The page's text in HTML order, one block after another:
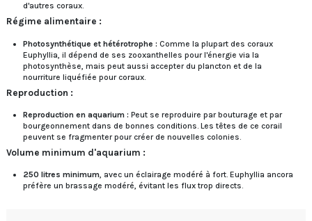
d'autres coraux.
Régime alimentaire :
Photosynthétique et hétérotrophe : Comme la plupart des coraux
Euphyllia, il dépend de ses zooxanthelles pour l'énergie via la
photosynthèse, mais peut aussi accepter du plancton et de la
nourriture liquéfiée pour coraux.
Reproduction :
Reproduction en aquarium : Peut se reproduire par bouturage et par
bourgeonnement dans de bonnes conditions. Les têtes de ce corail
peuvent se fragmenter pour créer de nouvelles colonies.
Volume minimum d'aquarium :
250 litres minimum, avec un éclairage modéré à fort. Euphyllia ancora
préfère un brassage modéré, évitant les flux trop directs.